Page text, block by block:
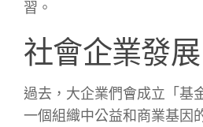
習。
社會企業發
過去，大企業們會成立「基
一個組織中公益和商業基因